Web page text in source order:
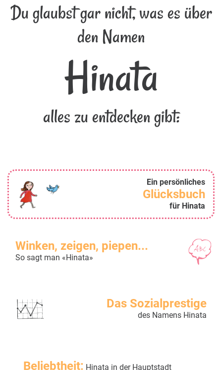
Du glaubst gar nicht, was es über
den Namen
Hinata
alles zu entdecken gibt:
Ein persönliches
Glücksbuch
für Hinata
Winken, zeigen, piepen...
So sagt man «Hinata»
Das Sozialprestige
des Namens Hinata
Beliebtheit: Hinata in der Hauptstadt